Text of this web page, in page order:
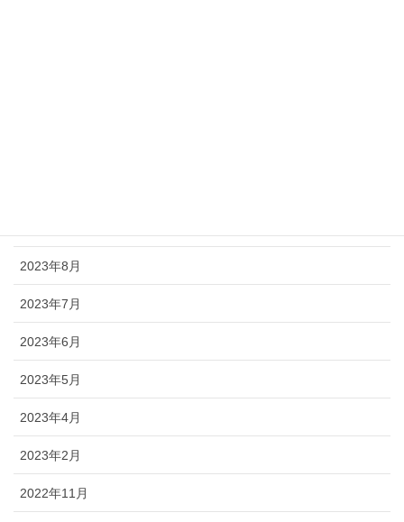
2023年8月
2023年7月
2023年6月
2023年5月
2023年4月
2023年2月
2022年11月